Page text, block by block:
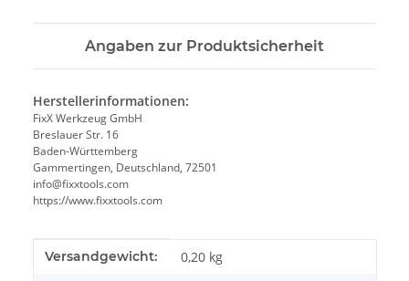
Angaben zur Produktsicherheit
Herstellerinformationen:
FixX Werkzeug GmbH
Breslauer Str. 16
Baden-Württemberg
Gammertingen, Deutschland, 72501
info@fixxtools.com
https://www.fixxtools.com
Produkteigenschaft
Wert
Versandgewicht: 0,20 kg